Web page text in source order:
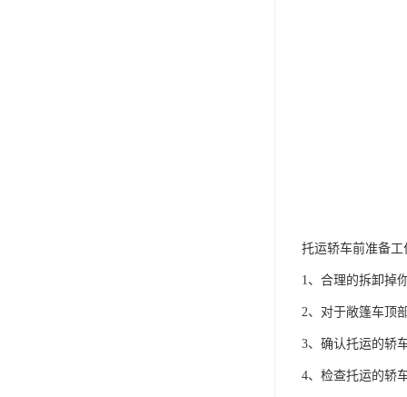
托运轿车前准备工
1、合理的拆卸掉
2、对于敞篷车顶
3、确认托运的轿
4、检查托运的轿